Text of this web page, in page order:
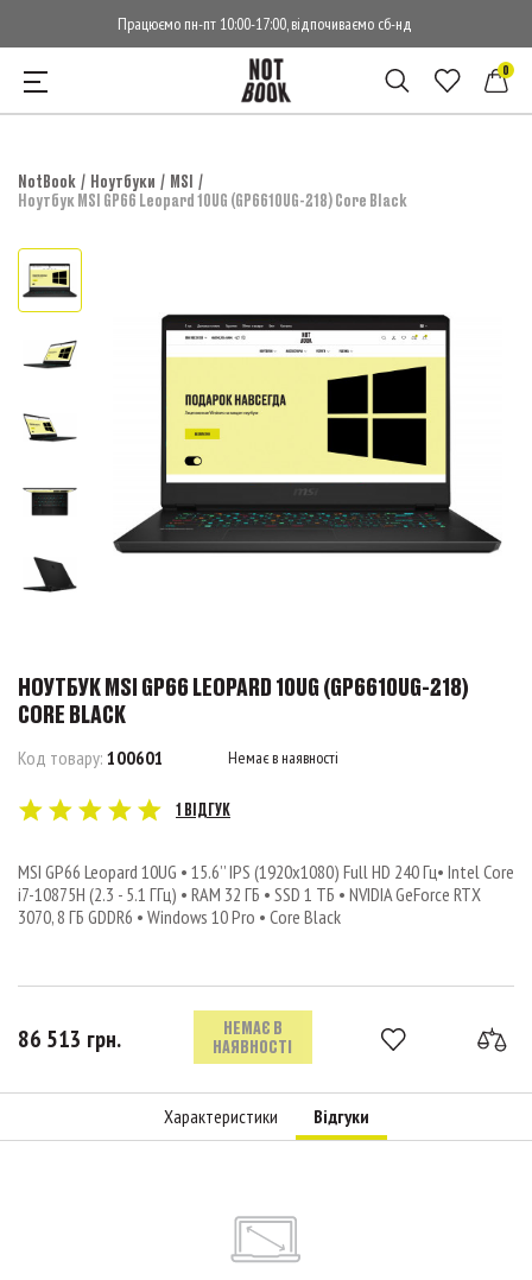
Працюємо пн-пт 10:00-17:00, відпочиваємо сб-нд
0
NotBook Ноутбуки
MSI
Ноутбук MSI GP66 Leopard 10UG (GP6610UG-218) Core Black
НОУТБУК MSI GP66 LEOPARD 10UG (GP6610UG-218)
CORE BLACK
Код товару: 100601 Немає в наявності
1 ВІДГУК
MSI GP66 Leopard 10UG • 15.6’’ IPS (1920x1080) Full HD 240 Гц• Intel Core
i7-10875H (2.3 - 5.1 ГГц) • RAM 32 ГБ • SSD 1 ТБ • NVIDIA GeForce RTX
3070, 8 ГБ GDDR6 • Windows 10 Pro • Core Black
86 513 грн.
НЕМАЄ В
НАЯВНОСТІ
Характеристики Відгуки